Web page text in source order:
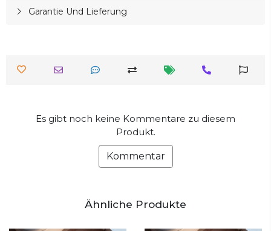
Garantie Und Lieferung
Es gibt noch keine Kommentare zu diesem
Produkt.
Kommentar
Ähnliche Produkte